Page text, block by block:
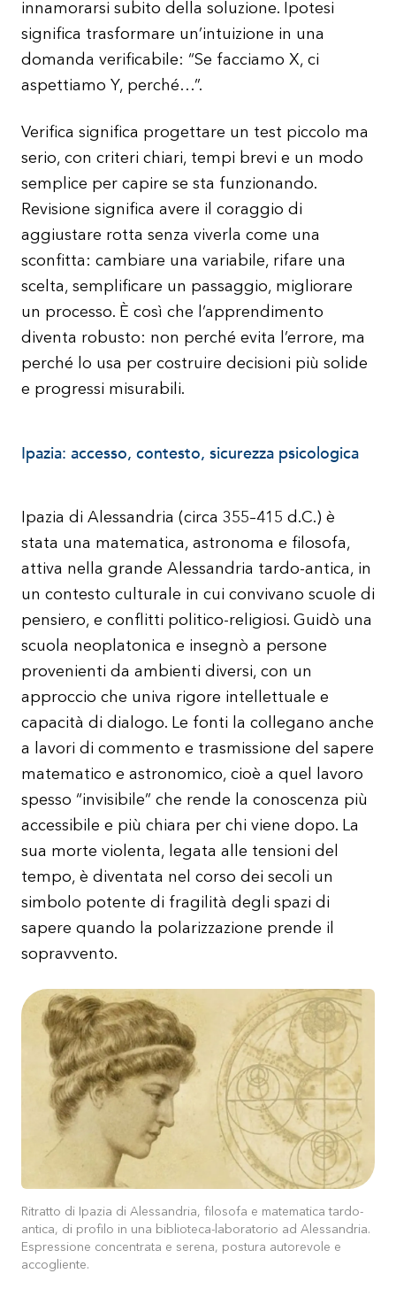
innamorarsi subito della soluzione. Ipotesi
significa trasformare un’intuizione in una
domanda verificabile: “Se facciamo X, ci
aspettiamo Y, perché…”.
Verifica significa progettare un test piccolo ma
serio, con criteri chiari, tempi brevi e un modo
semplice per capire se sta funzionando.
Revisione significa avere il coraggio di
aggiustare rotta senza viverla come una
sconfitta: cambiare una variabile, rifare una
scelta, semplificare un passaggio, migliorare
un processo. È così che l’apprendimento
diventa robusto: non perché evita l’errore, ma
perché lo usa per costruire decisioni più solide
e progressi misurabili.
Ipazia: accesso, contesto, sicurezza psicologica
Ipazia di Alessandria (circa 355–415 d.C.) è
stata una matematica, astronoma e filosofa,
attiva nella grande Alessandria tardo-antica, in
un contesto culturale in cui convivano scuole di
pensiero, e conflitti politico-religiosi. Guidò una
scuola neoplatonica e insegnò a persone
provenienti da ambienti diversi, con un
approccio che univa rigore intellettuale e
capacità di dialogo. Le fonti la collegano anche
a lavori di commento e trasmissione del sapere
matematico e astronomico, cioè a quel lavoro
spesso “invisibile” che rende la conoscenza più
accessibile e più chiara per chi viene dopo. La
sua morte violenta, legata alle tensioni del
tempo, è diventata nel corso dei secoli un
simbolo potente di fragilità degli spazi di
sapere quando la polarizzazione prende il
sopravvento.
Ritratto di Ipazia di Alessandria, filosofa e matematica tardo-
antica, di profilo in una biblioteca-laboratorio ad Alessandria.
Espressione concentrata e serena, postura autorevole e
accogliente.